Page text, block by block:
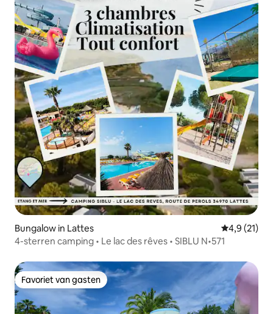
Bungalow in Lattes
4,9 (21)
4-sterren camping • Le lac des rêves • SIBLU N•571
Favoriet van gasten
Favoriet van gasten